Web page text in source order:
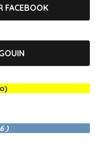
FACEBOOK
)